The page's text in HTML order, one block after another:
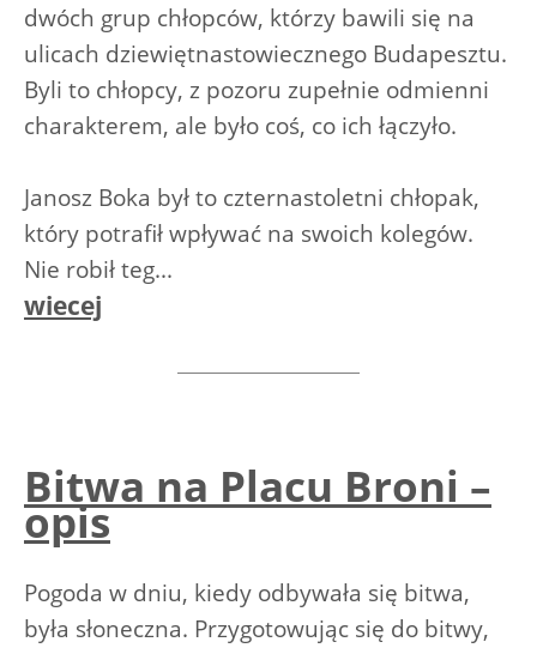
dwóch grup chłopców, którzy bawili się na
ulicach dziewiętnastowiecznego Budapesztu.
Byli to chłopcy, z pozoru zupełnie odmienni
charakterem, ale było coś, co ich łączyło.
Janosz Boka był to czternastoletni chłopak,
który potrafił wpływać na swoich kolegów.
Nie robił teg...
wiecej
Bitwa na Placu Broni –
opis
Pogoda w dniu, kiedy odbywała się bitwa,
była słoneczna. Przygotowując się do bitwy,